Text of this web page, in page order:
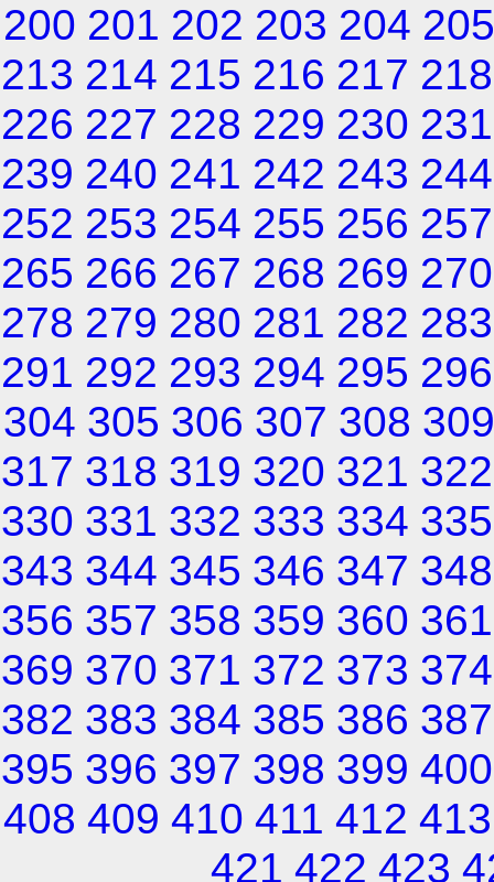
200 201 202 203 204 205
213 214 215 216 217 218
226 227 228 229 230 231
239 240 241 242 243 244
252 253 254 255 256 257
265 266 267 268 269 270
278 279 280 281 282 283
291 292 293 294 295 296
304 305 306 307 308 309
317 318 319 320 321 322
330 331 332 333 334 335
343 344 345 346 347 348
356 357 358 359 360 361
369 370 371 372 373 374
382 383 384 385 386 387
395 396 397 398 399 400
408 409 410 411 412 413
421 422 423